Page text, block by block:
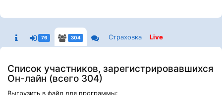
76 304 Страховка Live
Список участников, зарегистрировавшихся
Он-лайн (всего 304)
Выгрузить в файл для программы: